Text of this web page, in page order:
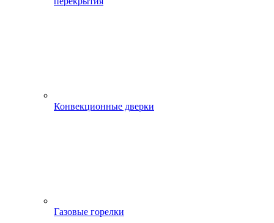
Конвекционные дверки
Газовые горелки